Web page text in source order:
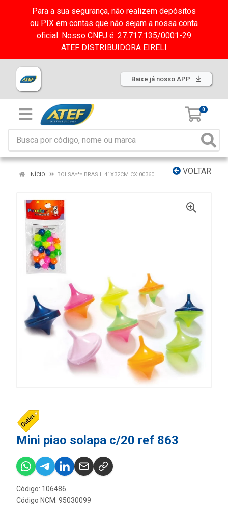
Para a sua segurança, não realizem depósitos
ou PIX em contas que não sejam a nossa conta
oficial. Nosso CNPJ é: 27.717.135/0001-29
ATEF DISTRIBUIDORA EIRELI
Baixe já nosso APP
0
VOLTAR
INÍCIO BOLSA*** BRASIL 41X32CM CX:00360
Mini piao solapa c/20 ref 863
Código: 106486
Código NCM: 95030099